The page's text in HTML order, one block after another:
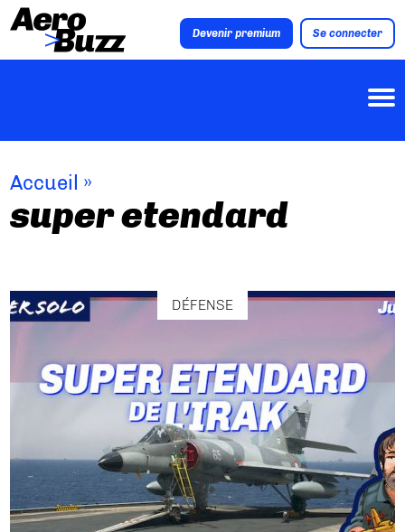
Devenir premium Se connecter
Accueil »
super etendard
DÉFENSE